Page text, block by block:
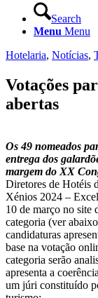
Search
Menu Menu
Hotelaria, Notícias,
Votações
abertas
Os 49 nomeados
entrega dos
margem do XX
Diretores de Hotéis
Xénios 2024 –
10 de março no site
categoria (ver
candidaturas
base na votação
categoria serão
apresenta a
um júri constituído